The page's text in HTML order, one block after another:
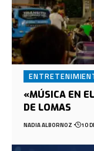
«MÚSICA EN
DE LOMAS
NADIA ALBORNOZ 10